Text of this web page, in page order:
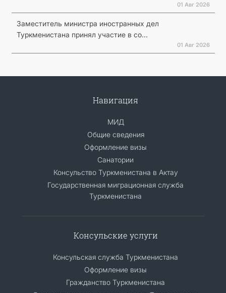
01 Авг 2026
Заместитель министра иностранных дел
Туркменистана принял участие в со...
01 Авг 2026
Навигация
МИД
Общие сведения
Оформление визы
Санатории
Консульство Туркменистана в Актау
Государственная миграционная служба
Туркменистана
Консульские услуги
Консульская служба Туркменистана
Оформление визы
Гражданство Туркменистана